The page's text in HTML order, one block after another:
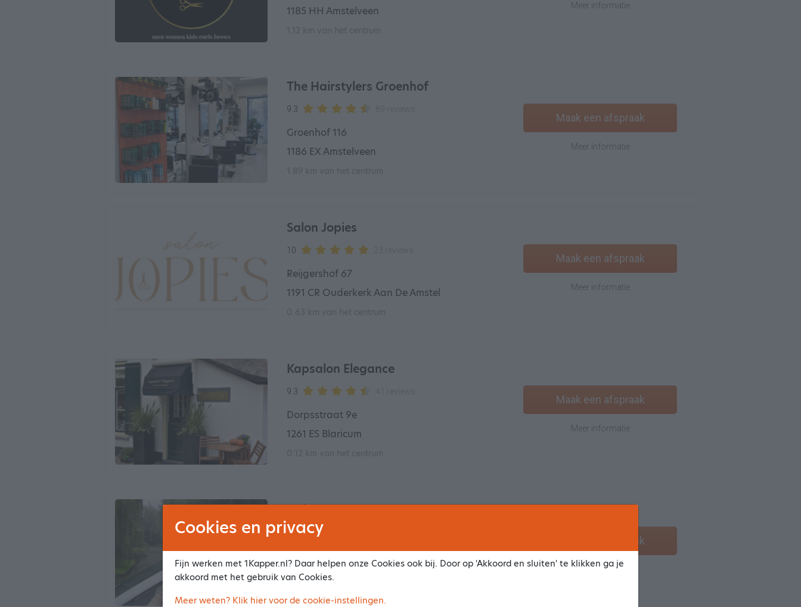
1185 HH Amstelveen
Meer informatie
The Hairstylers Groenhof
9.3
Groenhof 116
1186 EX Amstelveen
Maak een afspraak
Meer informatie
Salon Jopies
10
Reijgershof 67
1191 CR Ouderkerk Aan De Amstel
Maak een afspraak
Meer informatie
Kapsalon Elegance
9.3
Dorpsstraat 9e
1261 ES Blaricum
Maak een afspraak
Meer informatie
Hairconcept Home
9.7
Mesdagstraat 35
1318 RW Almere
2.73 km van het centrum
Maak een afspraak
Meer informatie
Cookies en privacy
Fijn werken met 1Kapper.nl? Daar helpen onze Cookies ook bij. Door op 'Akkoord en sluiten' te klikken ga je
akkoord met het gebruik van Cookies.
Meer weten? Klik hier voor de cookie-instellingen.